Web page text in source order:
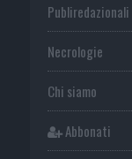
Publiredazionali
Necrologie
Chi siamo
Abbonati